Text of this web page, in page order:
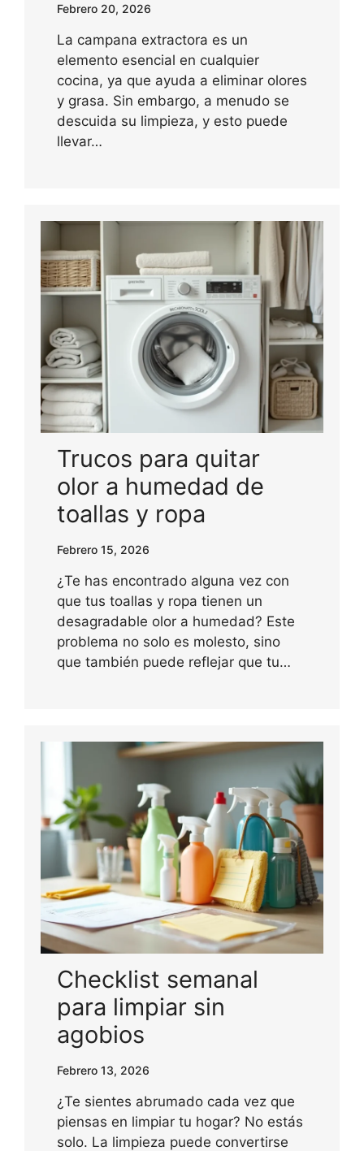
Febrero 20, 2026
La campana extractora es un
elemento esencial en cualquier
cocina, ya que ayuda a eliminar olores
y grasa. Sin embargo, a menudo se
descuida su limpieza, y esto puede
llevar…
Trucos para quitar
olor a humedad de
toallas y ropa
Febrero 15, 2026
¿Te has encontrado alguna vez con
que tus toallas y ropa tienen un
desagradable olor a humedad? Este
problema no solo es molesto, sino
que también puede reflejar que tu…
Checklist semanal
para limpiar sin
agobios
Febrero 13, 2026
¿Te sientes abrumado cada vez que
piensas en limpiar tu hogar? No estás
solo. La limpieza puede convertirse